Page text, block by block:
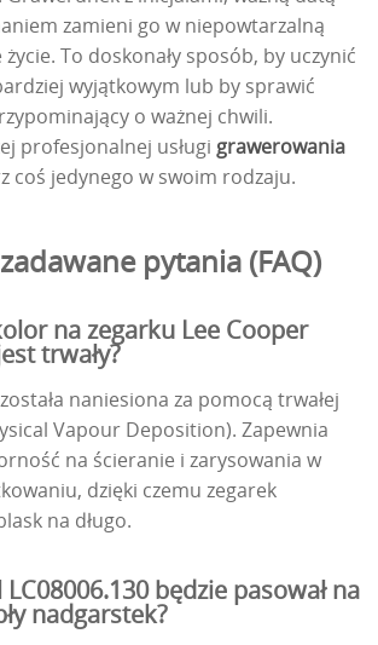
zamieni go w niepowtarzalną
życie. To doskonały sposób, by uczynić
wyjątkowym lub by sprawić
o ważnej chwili.
profesjonalnej usługi grawerowania
coś jedynego w swoim rodzaju.
pytania (FAQ)
na zegarku Lee Cooper
trwały?
naniesiona za pomocą trwałej
Vapour Deposition). Zapewnia
na ścieranie i zarysowania w
dzięki czemu zegarek
na długo.
będzie pasował na
nadgarstek?